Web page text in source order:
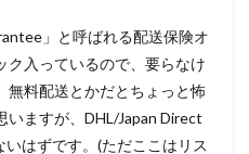
」と呼ばれる配送保険オ
ク入っているので、要らなけ
無料配送とかだとちょっと怖
いますが、DHL/Japan Direct
はずです。(ただここはリス